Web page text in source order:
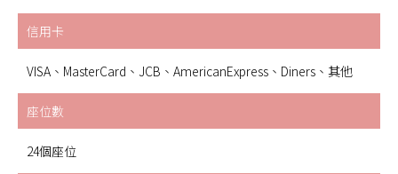
信用卡
VISA、MasterCard、JCB、AmericanExpress、Diners、其他
座位數
24個座位